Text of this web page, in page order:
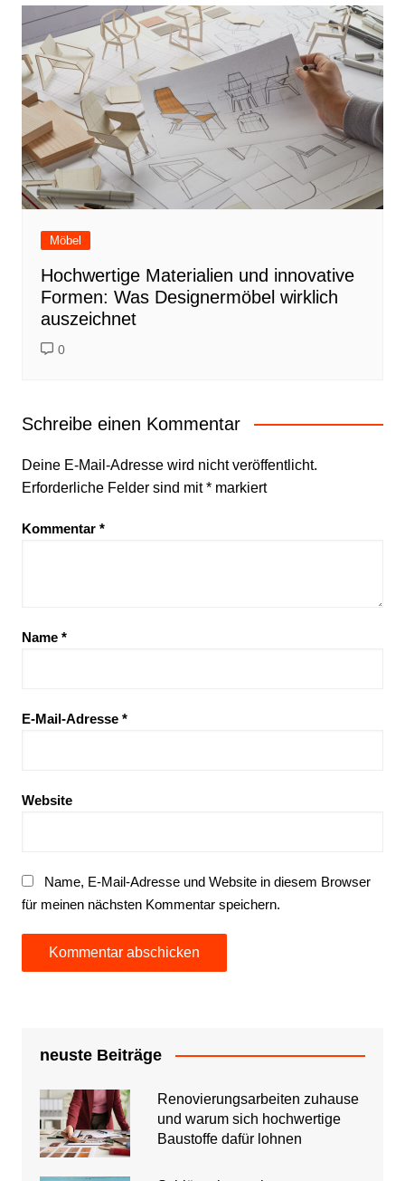
Möbel
Hochwertige Materialien und innovative
Formen: Was Designermöbel wirklich
auszeichnet
0
Schreibe einen Kommentar
Deine E-Mail-Adresse wird nicht veröffentlicht.
Erforderliche Felder sind mit*markiert
Kommentar *
Name *
E-Mail-Adresse *
Website
Name, E-Mail-Adresse und Website in diesem Browser
für meinen nächsten Kommentar speichern.
neuste Beiträge
Renovierungsarbeiten zuhause
und warum sich hochwertige
Baustoffe dafür lohnen